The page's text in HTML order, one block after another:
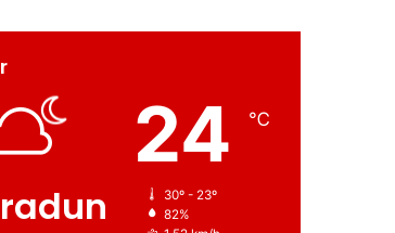
24 ℃
30º - 23º
82%